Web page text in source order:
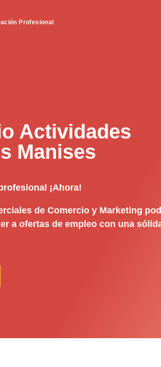
Profesional
Actividades
Manises
¡Ahora!
de Comercio y Marketing
a ofertas de empleo con una